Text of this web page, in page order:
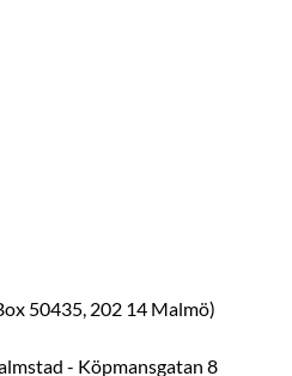
50435, 202 14 Malmö)